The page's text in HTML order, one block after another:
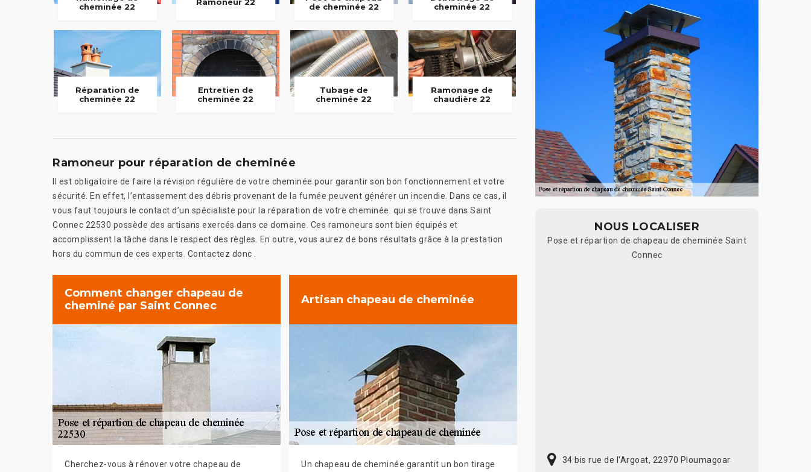
cheminée 22
de cheminée 22
cheminée 22
Réparation de
cheminée 22
Entretien de
cheminée 22
Tubage de
cheminée 22
Ramonage de
chaudière 22
Ramoneur pour réparation de cheminée
Il est obligatoire de faire la révision régulière de votre cheminée pour garantir son bon fonctionnement et votre
sécurité. En effet, l’entassement des débris provenant de la fumée peuvent générer un incendie. Dans ce cas, il
vous faut toujours le contact d’un spécialiste pour la réparation de votre cheminée. qui se trouve dans Saint
Connec 22530 possède des artisans exercés dans ce domaine. Ces ramoneurs sont bien équipés et
accomplissent la tâche dans le respect des règles. En outre, vous aurez de bons résultats grâce à la prestation
hors du commun de ces experts. Contactez donc .
Comment changer chapeau de
cheminé par Saint Connec
Cherchez-vous à rénover votre chapeau de
Artisan chapeau de cheminée
Un chapeau de cheminée garantit un bon tirage
NOUS LOCALISER
Pose et répartion de chapeau de cheminée Saint
Connec
34 bis rue de l'Argoat, 22970 Ploumagoar